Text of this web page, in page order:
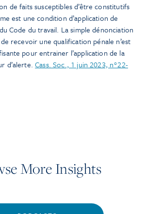
de faits susceptibles d’être constitutifs
est une condition d’application de
Code du travail. La simple dénonciation
recevoir une qualification pénale n’est
pour entrainer l’application de la
d’alerte.Cass. Soc., 1 juin 2023, n°22-
More Insights